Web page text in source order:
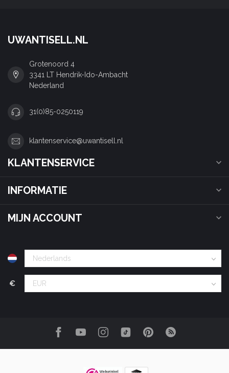
UWANTISELL.NL
Grotenoord 4
3341 LT Hendrik-Ido-Ambacht
Nederland
31(0)85-0250119
klantenservice@uwantisell.nl
KLANTENSERVICE
INFORMATIE
MIJN ACCOUNT
€